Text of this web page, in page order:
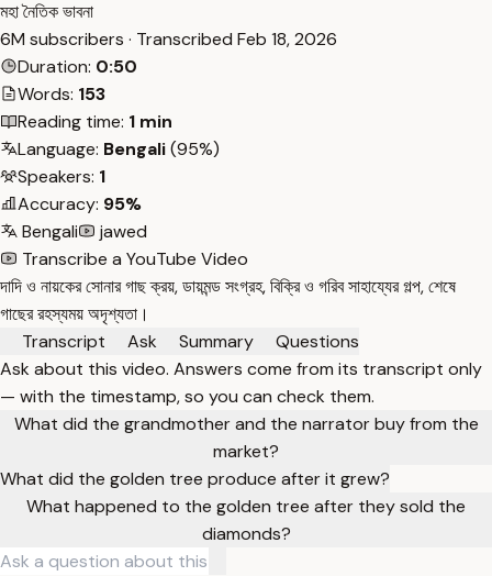
মহা নৈতিক ভাবনা
6M subscribers · Transcribed Feb 18, 2026
Duration: 0:50
Words: 153
Reading time: 1 min
Language: Bengali(95%)
Speakers: 1
Accuracy: 95%
Bengali
jawed
Transcribe a YouTube Video
দাদি ও নায়কের সোনার গাছ ক্রয়, ডায়মন্ড সংগ্রহ, বিক্রি ও গরিব সাহায্যের গল্প, শেষে
গাছের রহস্যময় অদৃশ্যতা।
Transcript
Ask Summary
Questions
Ask about this video. Answers come from its transcript only
— with the timestamp, so you can check them.
What did the grandmother and the narrator buy from the
market?
What did the golden tree produce after it grew?
What happened to the golden tree after they sold the
diamonds?